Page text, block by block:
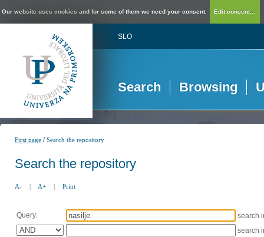
Our website uses cookies and for some of them we need your consent. Edit consent...
SLO
Search Browsing
First page /Search the repository
Search the repository
A- | A+ | Print
Query:
search
search